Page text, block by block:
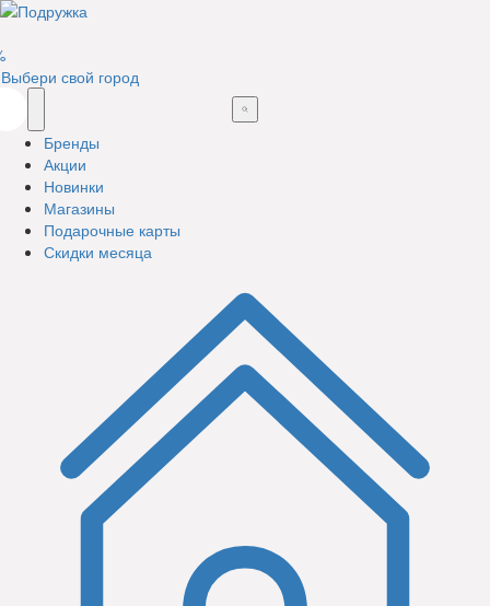
Выбери свой город
Бренды
Акции
Новинки
Магазины
Подарочные карты
Скидки месяца